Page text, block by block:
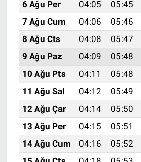
6 Ağu Per
04:05 05:45
7 Ağu Cum
04:06 05:46
8 Ağu Cts
04:08 05:47
9 Ağu Paz
04:09 05:48
10 Ağu Pts
04:11 05:48
11 Ağu Sal
04:12 05:49
12 Ağu Çar
04:14 05:50
13 Ağu Per
04:15 05:51
14 Ağu Cum
04:16 05:52